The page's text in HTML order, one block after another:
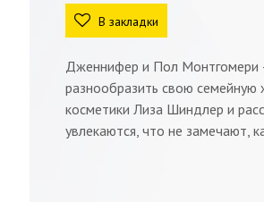
В закладки
Дженнифер и Пол Монтгомери
разнообразить свою
косметики Лиза Шиндлер и
увлекаются, что не замечают,